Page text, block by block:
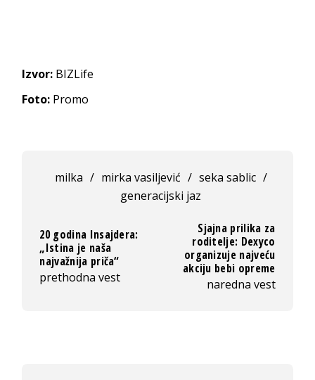
Izvor: BIZLife
Foto: Promo
milka / mirka vasiljević / seka sablic /
generacijski jaz
20 godina Insajdera:
„Istina je naša
najvažnija priča“
prethodna vest
Sjajna prilika za
roditelje: Dexyco
organizuje najveću
akciju bebi opreme
naredna vest